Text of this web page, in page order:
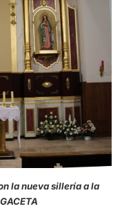
la nueva sillería a la